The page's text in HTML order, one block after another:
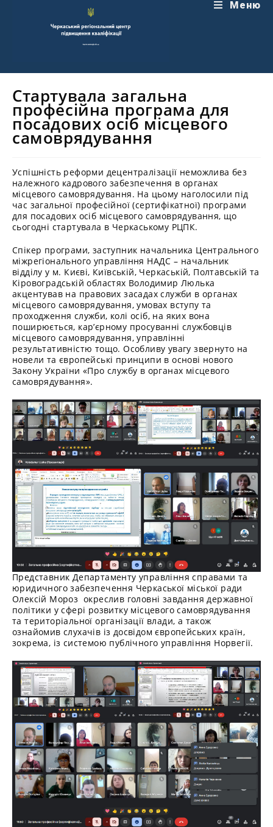
Меню
Стартувала загальна
професійна програма для
посадових осіб місцевого
самоврядування
Успішність реформи децентралізації неможлива без
належного кадрового забезпечення в органах
місцевого самоврядування. На цьому наголосили під
час загальної професійної (сертифікатної) програми
для посадових осіб місцевого самоврядування, що
сьогодні стартувала в Черкаському РЦПК.
Спікер програми, заступник начальника Центрального
міжрегіонального управління НАДС – начальник
відділу у м. Києві, Київській, Черкаській, Полтавській та
Кіровоградській областях Володимир Люлька
акцентував на правових засадах служби в органах
місцевого самоврядування, умовах вступу та
проходження служби, колі осіб, на яких вона
поширюється, кар’єрному просуванні службовців
місцевого самоврядування, управлінні
результативністю тощо. Особливу увагу звернуто на
новели та європейські принципи в основі нового
Закону України «Про службу в органах місцевого
самоврядування».
Представник Департаменту управління справами та
юридичного забезпечення Черкаської міської ради
Олексій Мороз окреслив головні завдання державної
політики у сфері розвитку місцевого самоврядування
та територіальної організації влади, а також
ознайомив слухачів із досвідом європейських країн,
зокрема, із системою публічного управління Норвегії.